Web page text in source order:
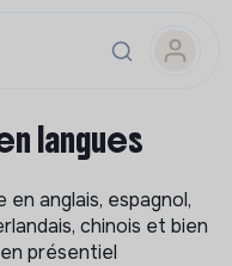
langues
anglais, espagnol,
chinois et bien
présentiel